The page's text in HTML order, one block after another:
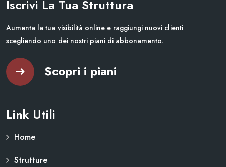
Iscrivi La Tua Struttura
Aumenta la tua visibilità online e raggiungi nuovi clienti
scegliendo uno dei nostri piani di abbonamento.
Scopri i piani
Link Utili
Home
Strutture